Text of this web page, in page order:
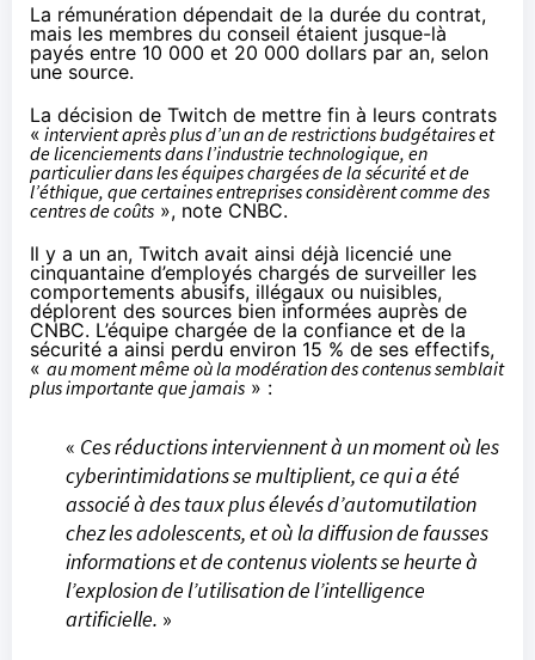
La rémunération dépendait de la durée du contrat,
mais les membres du conseil étaient jusque-là
payés entre 10 000 et 20 000 dollars par an, selon
une source.
La décision de Twitch de mettre fin à leurs contrats
« intervient après plus d’un an de restrictions budgétaires et
de licenciements dans l’industrie technologique, en
particulier dans les équipes chargées de la sécurité et de
l’éthique, que certaines entreprises considèrent comme des
centres de coûts », note CNBC.
Il y a un an, Twitch avait ainsi déjà licencié une
cinquantaine d’employés chargés de surveiller les
comportements abusifs, illégaux ou nuisibles,
déplorent des sources bien informées auprès de
CNBC. L’équipe chargée de la confiance et de la
sécurité a ainsi perdu environ 15 % de ses effectifs,
« au moment même où la modération des contenus semblait
plus importante que jamais » :
« Ces réductions interviennent à un moment où les
cyberintimidations se multiplient, ce qui a été
associé à des taux plus élevés d’automutilation
chez les adolescents, et où la diffusion de fausses
informations et de contenus violents se heurte à
l’explosion de l’utilisation de l’intelligence
artificielle. »